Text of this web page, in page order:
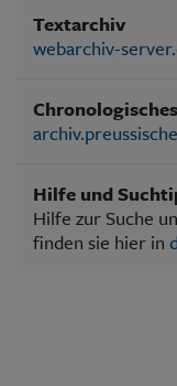
Textarchiv
webarchiv-
Hilfe und
Hilfe zur Suche
finden sie hier in